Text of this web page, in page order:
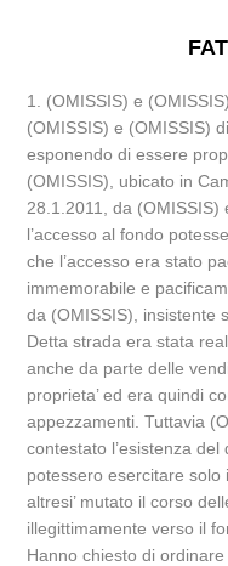
1. (OMISSIS) e
(OMISSIS) e (OMISSIS)
esponendo di essere
(OMISSIS), ubicato in
28.1.2011, da (OMISSIS)
l’accesso al fondo
che l’accesso era stato
immemorabile e
da (OMISSIS), insistente
Detta strada era stata
anche da parte delle
proprieta’ ed era quindi
appezzamenti. Tuttavia
contestato l’esistenza
potessero esercitare
altresi’ mutato il corso
illegittimamente verso il
Hanno chiesto di